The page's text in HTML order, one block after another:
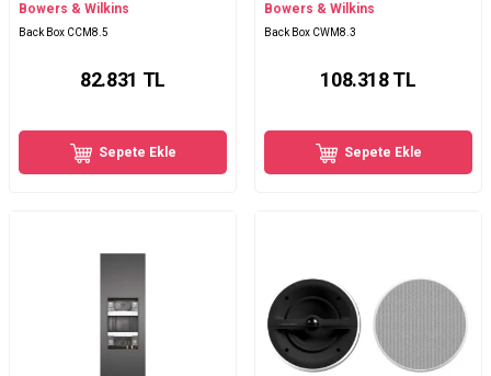
Bowers & Wilkins
Back Box CCM8.5
82.831 TL
Sepete Ekle
Bowers & Wilkins
Back Box CWM8.3
108.318TL
Sepete Ekle